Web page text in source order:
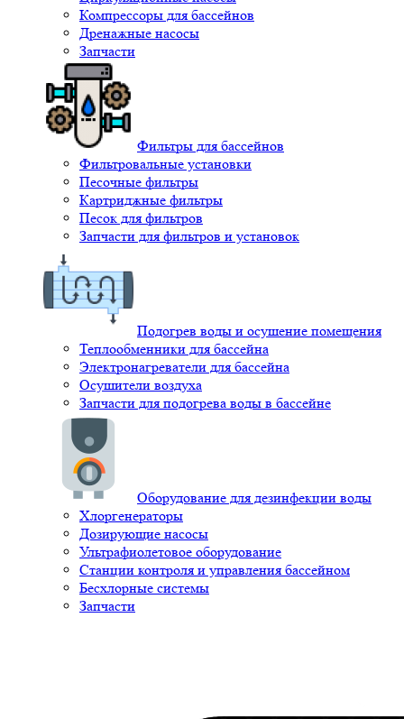
Компрессоры для бассейнов
Дренажные насосы
Запчасти
Фильтры для бассейнов
Фильтровальные установки
Песочные фильтры
Картриджные фильтры
Песок для фильтров
Запчасти для фильтров и установок
Подогрев воды и осушение помещения
Теплообменники для бассейна
Электронагреватели для бассейна
Осушители воздуха
Запчасти для подогрева воды в бассейне
Оборудование для дезинфекции воды
Хлоргенераторы
Дозирующие насосы
Ультрафиолетовое оборудование
Станции контроля и управления бассейном
Бесхлорные системы
Запчасти